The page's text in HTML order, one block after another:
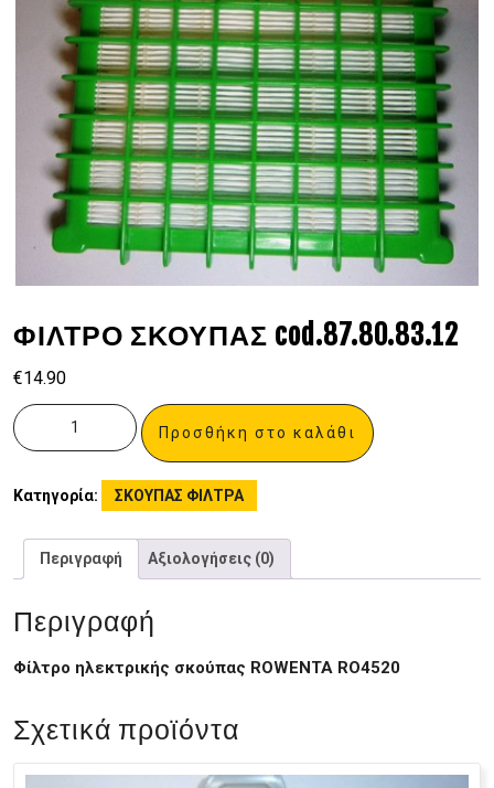
ΦΙΛΤΡΟ ΣΚΟΥΠΑΣ cod.87.80.83.12
€14.90
Προσθήκη στο καλάθι
Κατηγορία: ΣΚΟΥΠΑΣ ΦΙΛΤΡΑ
Περιγραφή Αξιολογήσεις (0)
Περιγραφή
Φίλτρο ηλεκτρικής σκούπας ROWENTA RO4520
Σχετικά προϊόντα